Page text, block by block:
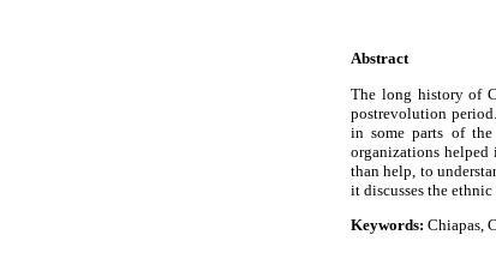
Abstract
The long history of
postrevolution
in some parts of
organizations
than help, to
it discusses the
Keywords: Chiapas,